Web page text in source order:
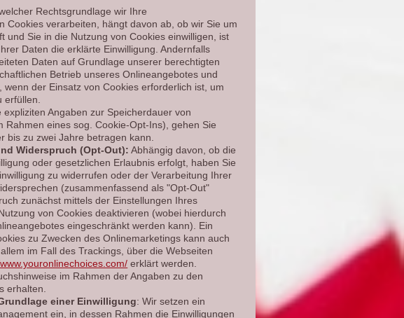
Rechtsgrundlage wir Ihre
Cookies verarbeiten, hängt davon ab, ob wir Sie um
und Sie in die Nutzung von Cookies einwilligen, ist
Daten die erklärte Einwilligung. Andernfalls
Daten auf Grundlage unserer berechtigten
Betrieb unseres Onlineangebotes und
der Einsatz von Cookies erforderlich ist, um
expliziten Angaben zur Speicherdauer von
Rahmen eines sog. Cookie-Opt-Ins), gehen Sie
bis zu zwei Jahre betragen kann.
Widerspruch (Opt-Out): Abhängig davon, ob die
oder gesetzlichen Erlaubnis erfolgt, haben Sie
zu widerrufen oder der Verarbeitung Ihrer
(zusammenfassend als "Opt-Out"
zunächst mittels der Einstellungen Ihres
von Cookies deaktivieren (wobei hierdurch
eingeschränkt werden kann). Ein
zu Zwecken des Onlinemarketings kann auch
im Fall des Trackings, über die Webseiten
erklärt werden.
im Rahmen der Angaben zu den
erhalten.
einer Einwilligung: Wir setzen ein
ein, in dessen Rahmen die Einwilligungen